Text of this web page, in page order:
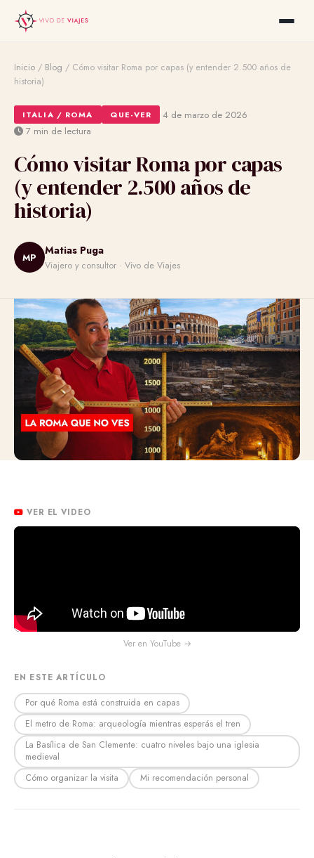
Inicio / Blog / Cómo visitar Roma por capas (y entender 2.500 años de
historia)
ITALIA / ROMA QUE-VER 4 de marzo de 2026
7 min de lectura
Cómo visitar Roma por capas
(y entender 2.500 años de
historia)
MP
Matias Puga
Viajero y consultor · Vivo de Viajes
VER EL VIDEO
Ver en YouTube →
EN ESTE ARTÍCULO
Por qué Roma está construida en capas
El metro de Roma: arqueología mientras esperás el tren
La Basílica de San Clemente: cuatro niveles bajo una iglesia
medieval
Cómo organizar la visita
Mi recomendación personal